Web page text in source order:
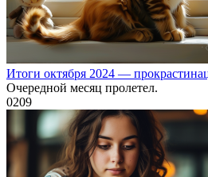
Итоги октября 2024 —
Очередной месяц пролетел.
0209